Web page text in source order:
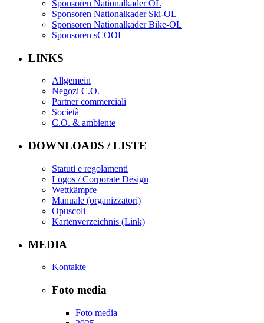
Sponsoren Nationalkader OL
Sponsoren Nationalkader Ski-OL
Sponsoren Nationalkader Bike-OL
Sponsoren sCOOL
LINKS
Allgemein
Negozi C.O.
Partner commerciali
Società
C.O. & ambiente
DOWNLOADS / LISTE
Statuti e regolamenti
Logos / Corporate Design
Wettkämpfe
Manuale (organizzatori)
Opuscoli
Kartenverzeichnis (Link)
MEDIA
Kontakte
Foto media
Foto media